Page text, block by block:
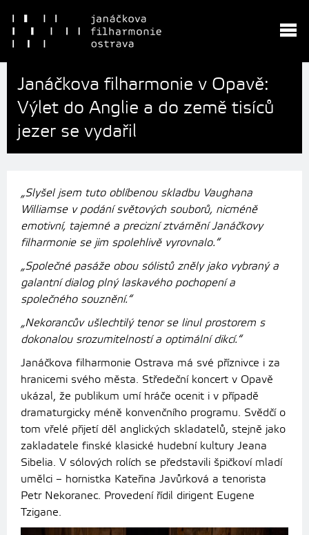
Janáčkova filharmonie v Opavě:
Výlet do Anglie a do země tisíců
jezer se vydařil
„Slyšel jsem tuto oblíbenou skladbu Vaughana
Williamse v podání světových souborů, nicméně
emotivní, tajemné a precizní ztvárnění Janáčkovy
filharmonie se jim spolehlivě vyrovnalo.“
„Společné pasáže obou sólistů zněly jako vybraný a
galantní dialog plný laskavého pochopení a
společného souznění.“
„Nekorancův ušlechtilý tenor se linul prostorem s
dokonalou srozumitelností a optimální dikcí.“
Janáčkova filharmonie Ostrava má své příznivce i za
hranicemi svého města. Středeční koncert v Opavě
ukázal, že publikum umí hráče ocenit i v případě
dramaturgicky méně konvenčního programu. Svědčí o
tom vřelé přijetí děl anglických skladatelů, stejně jako
zakladatele finské klasické hudební kultury Jeana
Sibelia. V sólových rolích se představili špičkoví mladí
umělci – hornistka Kateřina Javůrková a tenorista
Petr Nekoranec. Provedení řídil dirigent Eugene
Tzigane.